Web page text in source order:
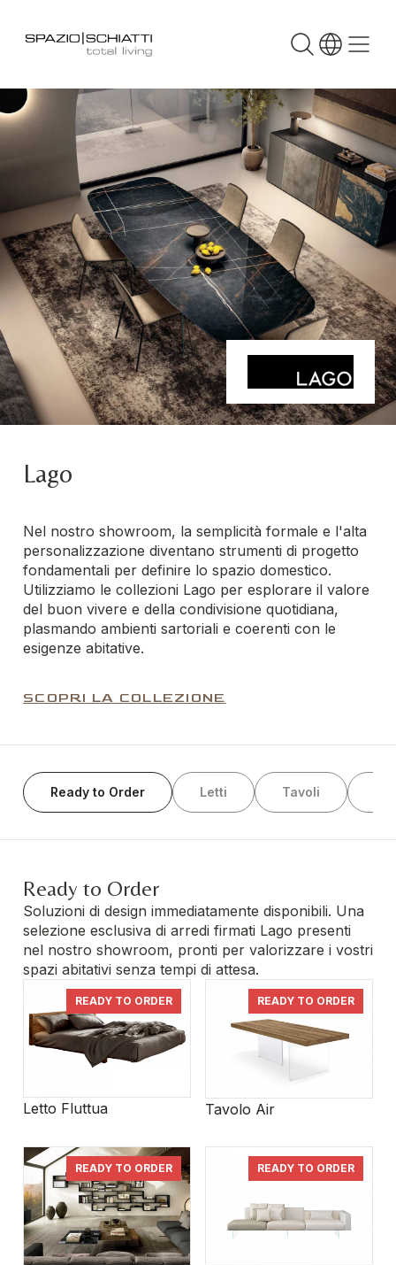
Lago
Nel nostro showroom, la semplicità formale e l'alta
personalizzazione diventano strumenti di progetto
fondamentali per definire lo spazio domestico.
Utilizziamo le collezioni Lago per esplorare il valore
del buon vivere e della condivisione quotidiana,
plasmando ambienti sartoriali e coerenti con le
esigenze abitative.
SCOPRI LA COLLEZIONE
Ready to Order Letti Tavoli
Ready to Order
Soluzioni di design immediatamente disponibili. Una
selezione esclusiva di arredi firmati Lago presenti
nel nostro showroom, pronti per valorizzare i vostri
spazi abitativi senza tempi di attesa.
READY TO ORDER
Letto Fluttua
READY TO ORDER
Tavolo Air
READY TO ORDER READY TO ORDER